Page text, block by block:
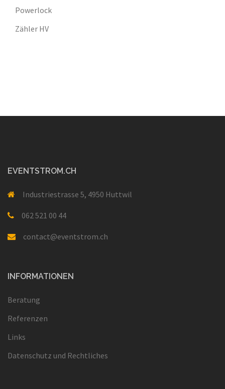
Powerlock
Zähler HV
EVENTSTROM.CH
Industriestrasse 5, 4950 Huttwil
062 521 00 44
contact@eventstrom.ch
INFORMATIONEN
Beratung
Referenzen
Links
Datenschutz und Rechtliches